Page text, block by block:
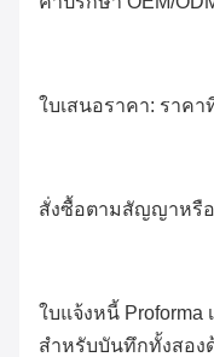
ใบเสนอราคา: ราค
สั่งซื้อตามสัญญาหรื
ใบแจ้งหนี้ Proforma
สำหรับบันทึกทั้งสอง